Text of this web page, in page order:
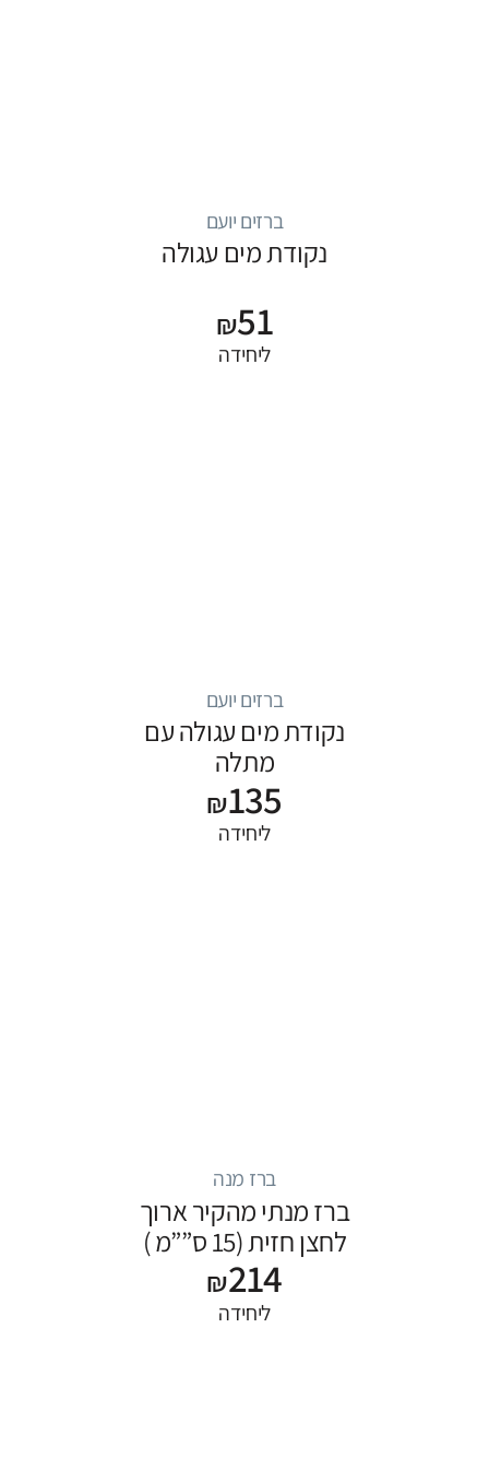
ברזים יועם
נקודת מים עגולה
₪51
ליחידה
ברזים יועם
נקודת מים עגולה עם
מתלה
₪135
ליחידה
ברז מנה
ברז מנתי מהקיר ארוך
לחצן חזית (15 ס””מ )
₪214
ליחידה